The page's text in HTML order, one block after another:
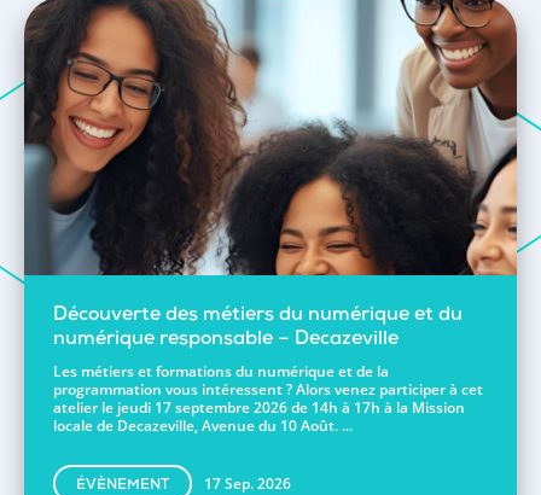
Découverte des métiers du numérique et du
numérique responsable – Decazeville
Les métiers et formations du numérique et de la
programmation vous intéressent ? Alors venez participer à cet
atelier le jeudi 17 septembre 2026 de 14h à 17h à la Mission
locale de Decazeville, Avenue du 10 Août. ...
ÉVÈNEMENT 17 Sep. 2026